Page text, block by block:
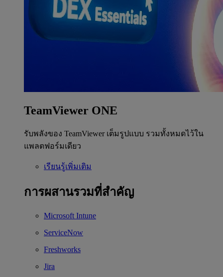
TeamViewer ONE
รับพลังของ TeamViewer เต็มรูปแบบ รวมทั้งหมดไว้ใน
แพลตฟอร์มเดียว
เรียนรู้เพิ่มเติม
การผสานรวมที่สำคัญ
Microsoft Intune
ServiceNow
Freshworks
Jira